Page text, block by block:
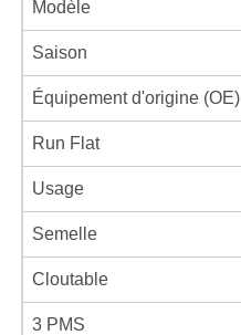
Modèle
Saison
Équipement d'origine (OE)
Run Flat
Usage
Semelle
Cloutable
3 PMS